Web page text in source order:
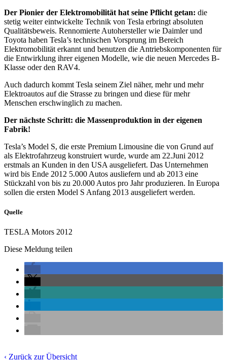
Der Pionier der Elektromobilität hat seine Pflicht getan: die
stetig weiter eintwickelte Technik von Tesla erbringt absoluten
Qualitätsbeweis. Rennomierte Autohersteller wie Daimler und
Toyota haben Tesla’s technischen Vorsprung im Bereich
Elektromobilität erkannt und benutzen die Antriebskomponenten für
die Entwirklung ihrer eigenen Modelle, wie die neuen Mercedes B-
Klasse oder den RAV4.
Auch dadurch kommt Tesla seinem Ziel näher, mehr und mehr
Elektroautos auf die Strasse zu bringen und diese für mehr
Menschen erschwinglich zu machen.
Der nächste Schritt: die Massenproduktion in der eigenen
Fabrik!
Tesla’s Model S, die erste Premium Limousine die von Grund auf
als Elektrofahrzeug konstruiert wurde, wurde am 22.Juni 2012
erstmals an Kunden in den USA ausgeliefert. Das Unternehmen
wird bis Ende 2012 5.000 Autos ausliefern und ab 2013 eine
Stückzahl von bis zu 20.000 Autos pro Jahr produzieren. In Europa
sollen die ersten Model S Anfang 2013 ausgeliefert werden.
Quelle
TESLA Motors 2012
Diese Meldung teilen
‹ Zurück zur Übersicht